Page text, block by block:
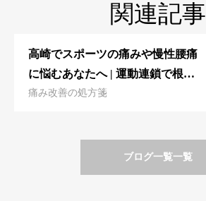
関連記事
高崎でスポーツの痛みや慢性腰痛
に悩むあなたへ | 運動連鎖で根本
改善する整骨院‐高崎スポーツ整
痛み改善の処方箋
ブログ一覧一覧